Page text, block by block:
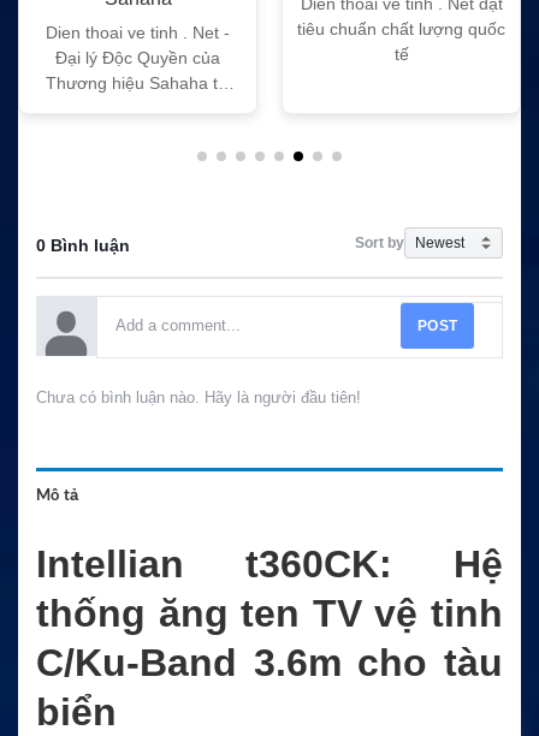
Dien thoai ve tinh . Net -
Đại lý Độc Quyền của
Thương hiệu Sahaha tại
tiêu chuẩn chất lượng quốc
tế
0 Bình luận Sort by
POST
Chưa có bình luận nào. Hãy là người đầu tiên!
Mô tả
Intellian t360CK: Hệ
thống ăng ten TV vệ tinh
C/Ku-Band 3.6m cho tàu
biển